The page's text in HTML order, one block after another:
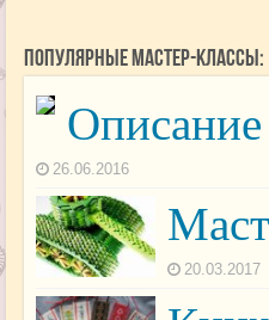
Популярные мастер-классы:
Описание
26.06.2016
20.03.2017